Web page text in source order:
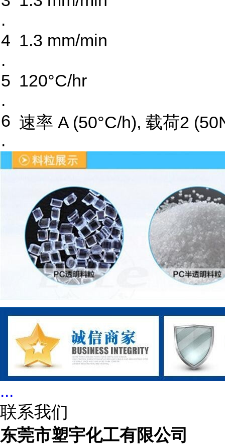
.
4
.
1.3 mm/min
5
.
120°C/hr
6
.
速率 A (50°C/h), 载荷2
...
联系我们
东莞市塑宇化工有限公司